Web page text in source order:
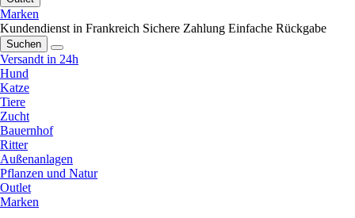
Marken
Kundendienst in Frankreich Sichere Zahlung Einfache Rückgabe
Suchen
Versandt in 24h
Hund
Katze
Tiere
Zucht
Bauernhof
Ritter
Außenanlagen
Pflanzen und Natur
Outlet
Marken